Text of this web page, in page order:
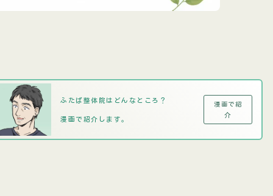
ふたば整体院はどんなところ？
漫画で紹介します。
漫画で紹
介